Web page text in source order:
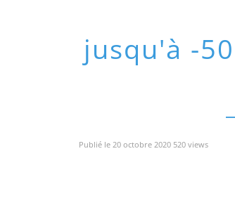
jusqu'à -
Publié le 20 octobre 2020 520 views